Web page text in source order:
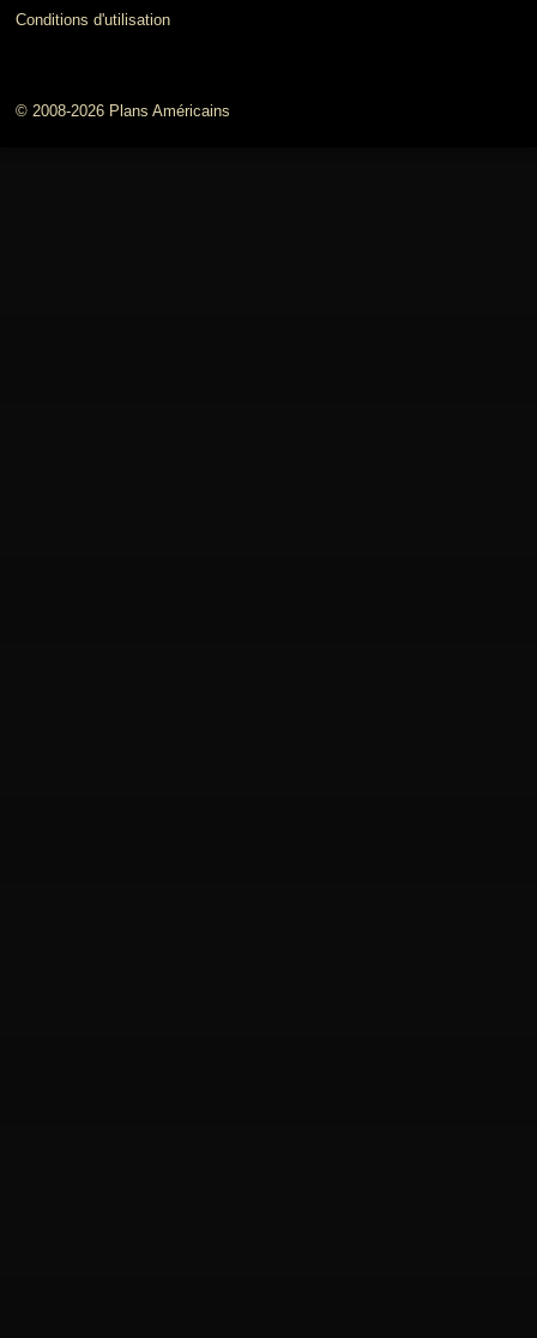
Conditions d'utilisation
© 2008-2026 Plans Américains